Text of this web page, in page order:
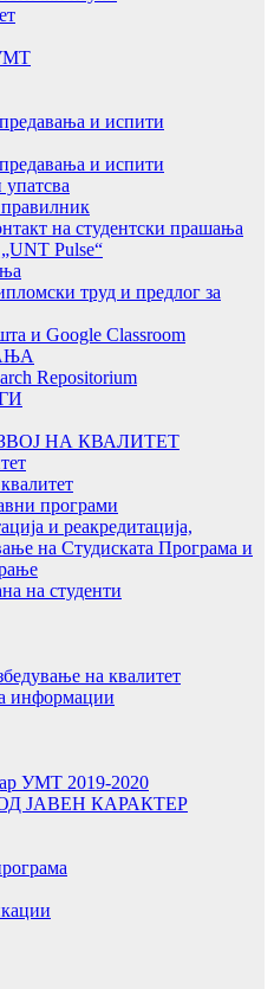
и испити
и испити
на студентски прашања
Pulse“
труд и предлог за
и Google Classroom
Repositorium
НА КВАЛИТЕТ
програми
и реакредитација,
на Студиската Програма и
на студенти
на квалитет
информации
УМТ 2019-2020
ЈАВЕН КАРАКТЕР